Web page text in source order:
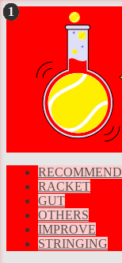
RACKET
GUT
OTHERS
IMPROVE
STRINGING